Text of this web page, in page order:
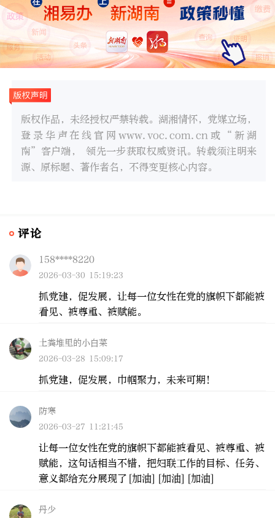
版权作品，未经授权严禁转载。湖湘情怀，党媒立场，
登录华声在线官网www.voc.com.cn或“新湖
南”客户端， 领先一步获取权威资讯。转载须注明来
源、原标题、著作者名，不得变更核心内容。
评论
158****8220
2026-03-30 15:19:23
抓党建，促发展，让每一位女性在党的旗帜下都能被
看见、被尊重、被赋能。
土粪堆里的小白菜
2026-03-28 15:09:17
抓党建，促发展，巾帼聚力，未来可期!
防寒
2026-03-27 11:21:45
让每一位女性在党的旗帜下都能被看见、被尊重、被
赋能，这句话相当不错，把妇联工作的目标、任务、
意义都给充分展现了[加油][加油][加油]
丹少